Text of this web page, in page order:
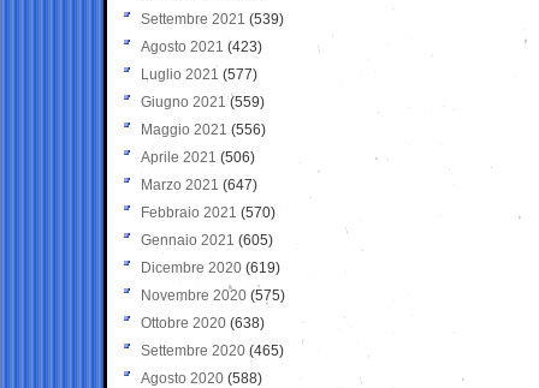
Settembre 2021 (539)
Agosto 2021 (423)
Luglio 2021 (577)
Giugno 2021(559)
Maggio 2021 (556)
Aprile 2021 (506)
Marzo 2021 (647)
Febbraio 2021 (570)
Gennaio 2021 (605)
Dicembre 2020 (619)
Novembre 2020 (575)
Ottobre 2020 (638)
Settembre 2020(465)
Agosto 2020 (588)